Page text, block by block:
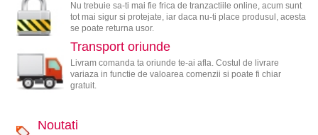
Nu trebuie sa-ti mai fie frica de tranzactiile online, acum sunt
tot mai sigur si protejate, iar daca nu-ti place produsul, acesta
se poate returna usor.
Transport oriunde
Livram comanda ta oriunde te-ai afla. Costul de livrare
variaza in functie de valoarea comenzii si poate fi chiar
gratuit.
Noutati